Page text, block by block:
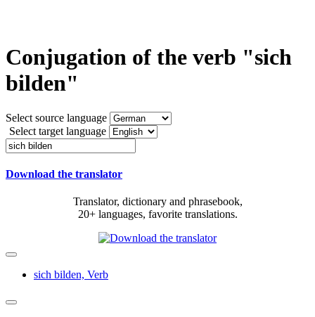
Conjugation of the verb "sich
bilden"
Select source language
Select target language
Download the translator
Translator, dictionary and phrasebook,
20+ languages, favorite translations.
sich bilden, Verb